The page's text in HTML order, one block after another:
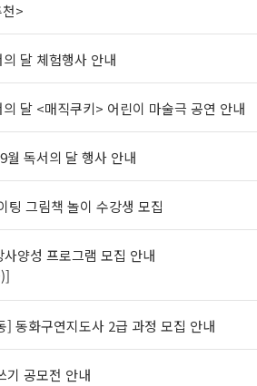
>
달 체험행사 안내
달 <매직쿠키> 어린이 마술극 공연 안내
월 독서의 달 행사 안내
팅 그림책 놀이 수강생 모집
양성 프로그램 모집 안내
] 동화구연지도사 2급 과정 모집 안내
기 공모전 안내